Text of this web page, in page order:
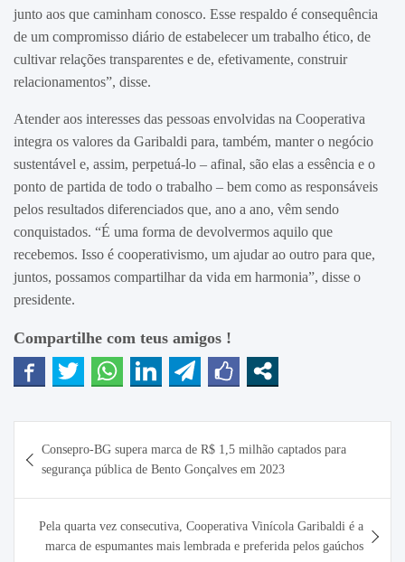
junto aos que caminham conosco. Esse respaldo é consequência
de um compromisso diário de estabelecer um trabalho ético, de
cultivar relações transparentes e de, efetivamente, construir
relacionamentos”, disse.
Atender aos interesses das pessoas envolvidas na Cooperativa
integra os valores da Garibaldi para, também, manter o negócio
sustentável e, assim, perpetuá-lo – afinal, são elas a essência e o
ponto de partida de todo o trabalho – bem como as responsáveis
pelos resultados diferenciados que, ano a ano, vêm sendo
conquistados. “É uma forma de devolvermos aquilo que
recebemos. Isso é cooperativismo, um ajudar ao outro para que,
juntos, possamos compartilhar da vida em harmonia”, disse o
presidente.
Compartilhe com teus amigos !
de
Post
Consepro-BG supera marca de R$ 1,5 milhão captados para
segurança pública de Bento Gonçalves em 2023
Pela quarta vez consecutiva, Cooperativa Vinícola Garibaldi é a
marca de espumantes mais lembrada e preferida pelos gaúchos